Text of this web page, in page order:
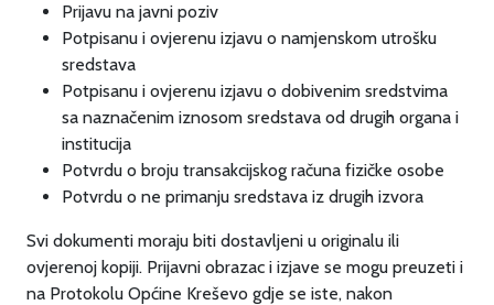
Prijavu na javni poziv
Potpisanu i ovjerenu izjavu o namjenskom utrošku
sredstava
Potpisanu i ovjerenu izjavu o dobivenim sredstvima
sa naznačenim iznosom sredstava od drugih organa i
institucija
Potvrdu o broju transakcijskog računa fizičke osobe
Potvrdu o ne primanju sredstava iz drugih izvora
Svi dokumenti moraju biti dostavljeni u originalu ili
ovjerenoj kopiji. Prijavni obrazac i izjave se mogu preuzeti i
na Protokolu Općine Kreševo gdje se iste, nakon